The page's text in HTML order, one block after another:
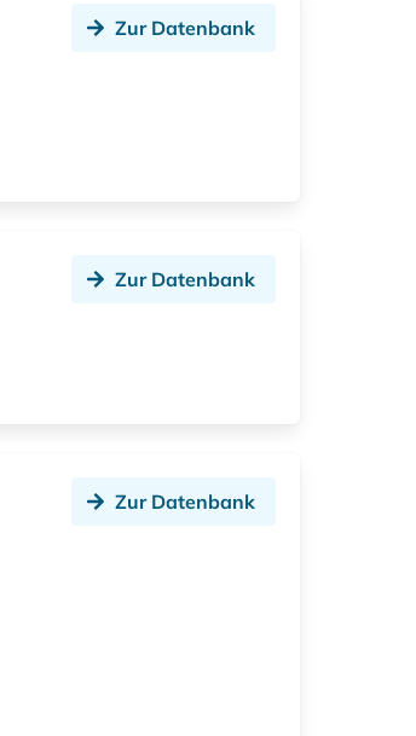
Zur Datenbank
Zur Datenbank
Zur Datenbank